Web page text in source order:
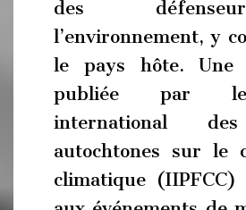
des
l’environnement, y
le pays hôte. Une
publiée par
international
autochtones sur le
climatique (IIPFCC)